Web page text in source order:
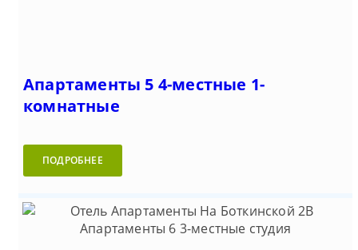
Апартаменты 5 4-местные 1-
комнатные
ПОДРОБНЕЕ